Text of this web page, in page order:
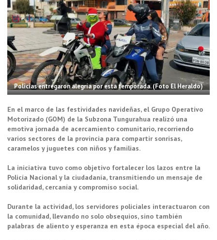
Policías entregaron alegría por esta temporada. (Foto El Heraldo)
En el marco de las festividades navideñas, el Grupo Operativo
Motorizado (GOM) de la Subzona Tungurahua realizó una
emotiva jornada de acercamiento comunitario, recorriendo
varios sectores de la provincia para compartir sonrisas,
caramelos y juguetes con niños y familias.
La iniciativa tuvo como objetivo fortalecer los lazos entre la
Policía Nacional y la ciudadanía, transmitiendo un mensaje de
solidaridad, cercanía y compromiso social.
Durante la actividad, los servidores policiales interactuaron con
la comunidad, llevando no solo obsequios, sino también
palabras de aliento y esperanza en esta época especial del año.